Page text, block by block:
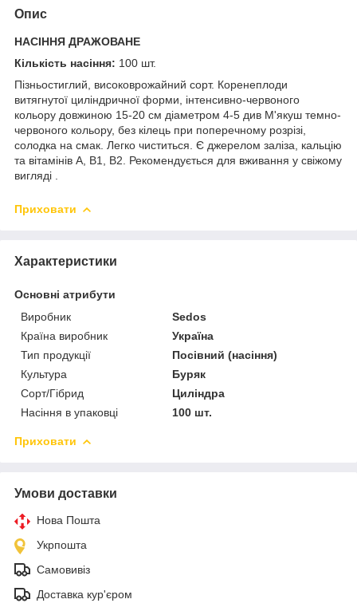
Опис
НАСІННЯ ДРАЖОВАНЕ
Кількість насіння: 100 шт.
Пізньостиглий, високоврожайний сорт. Коренеплоди
витягнутої циліндричної форми, інтенсивно-червоного
кольору довжиною 15-20 см діаметром 4-5 див М'якуш темно-
червоного кольору, без кілець при поперечному розрізі,
солодка на смак. Легко чиститься. Є джерелом заліза, кальцію
та вітамінів А, В1, В2. Рекомендується для вживання у свіжому
вигляді .
Приховати
Характеристики
Основні атрибути
Виробник
Sedos
Країна виробник
Україна
Тип продукції
Посівний (насіння)
Культура
Буряк
Сорт/Гібрид
Циліндра
Насіння в упаковці
100 шт.
Приховати
Умови доставки
Нова Пошта
Укрпошта
Самовивіз
Доставка кур'єром